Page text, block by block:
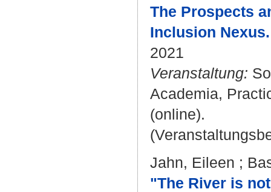
The Prospects
Inclusion Nexus.
2021
Veranstaltung:
Academia,
(online).
Jahn, Eileen ;
"The River is